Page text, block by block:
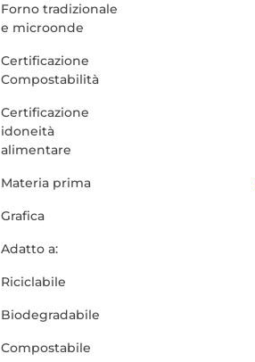
Forno tradizionale
e microonde
Certificazione
Compostabilità
Certificazione
idoneità
alimentare
Materia prima
Grafica
Adatto a:
Riciclabile
Biodegradabile
Compostabile